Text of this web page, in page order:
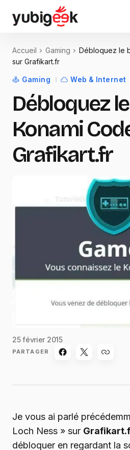
Accueil Gaming
Débloquez le
sur Grafikart.fr
Gaming Web & Internet
Débloquez
Konami
Grafikart.fr
25 février 2015
PARTAGER
Je vous ai parlé
Loch Ness » sur
débloquer en regardant la